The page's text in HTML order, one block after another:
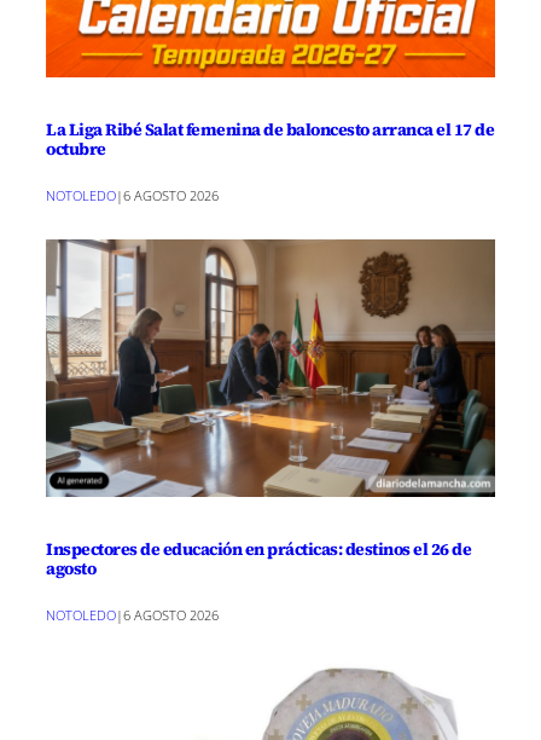
La Liga Ribé Salat femenina de baloncesto arranca el 17 de
octubre
NOTOLEDO|6 AGOSTO 2026
Inspectores de educación en prácticas: destinos el 26 de
agosto
NOTOLEDO|6 AGOSTO 2026